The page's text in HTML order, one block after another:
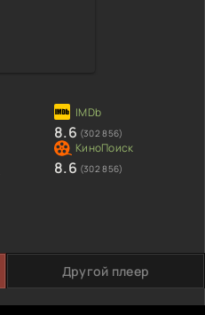
8.6 (302 856)
8.6 (302 856)
Другой плеер